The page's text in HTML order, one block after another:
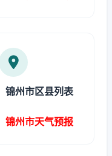
锦州市区县列表
锦州市天气预报